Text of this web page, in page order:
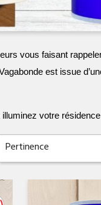
vous faisant
est issue
votre
Pertinence
